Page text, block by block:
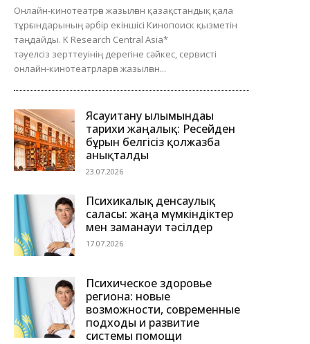
Онлайн-кинотеатрға жазылған қазақстандық қала
тұрғындарының әрбір екіншісі Кинопоиск қызметін
таңдайды. K Research Central Asia*
тәуелсіз зерттеуінің дерегіне сәйкес, сервисті
онлайн-кинотеатрларға жазылған...
Ясауитану ғылымындағы
тарихи жаңалық: Ресейден
бұрын белгісіз қолжазба
анықталды
23.07.2026
Психикалық денсаулық
саласы: жаңа мүмкіндіктер
мен заманауи тәсілдер
17.07.2026
Психическое здоровье
региона: новые
возможности, современные
подходы и развитие
системы помощи